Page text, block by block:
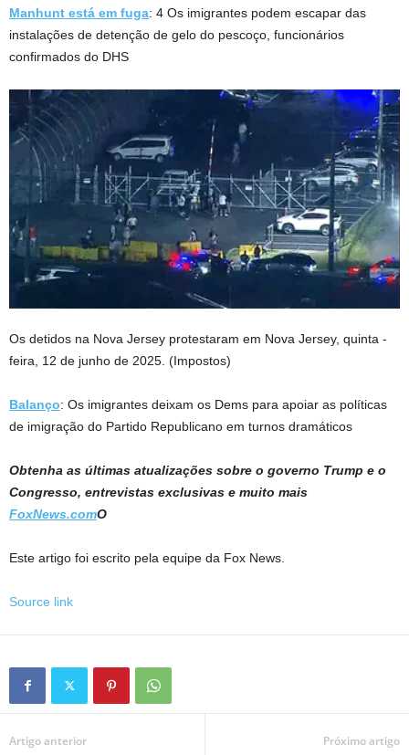
Manhunt está em fuga: 4 Os imigrantes podem escapar das
instalações de detenção de gelo do pescoço, funcionários
confirmados do DHS
Os detidos na Nova Jersey protestaram em Nova Jersey, quinta -
feira, 12 de junho de 2025. (Impostos)
Balanço: Os imigrantes deixam os Dems para apoiar as políticas
de imigração do Partido Republicano em turnos dramáticos
Obtenha as últimas atualizações sobre o governo Trump e o
Congresso, entrevistas exclusivas e muito mais
FoxNews.comO
Este artigo foi escrito pela equipe da Fox News.
Source link
Artigo anterior Próximo artigo